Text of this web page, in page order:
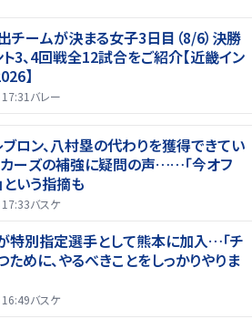
チームが決まる女子3日目（8/6）決勝
ト3、4回戦全12試合をご紹介【近畿イン
】
バレー
ブロン、八村塁の代わりを獲得できてい
カーズの補強に疑問の声……「今オフ
という指摘も
バスケ
特別指定選手として熊本に加入…「チ
ために、やるべきことをしっかりやりま
バスケ